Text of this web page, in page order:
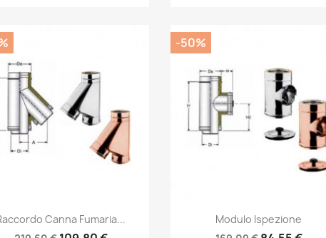
Anteprima
Canna Fumaria...
Anteprima
Modulo Ispezione
-50%